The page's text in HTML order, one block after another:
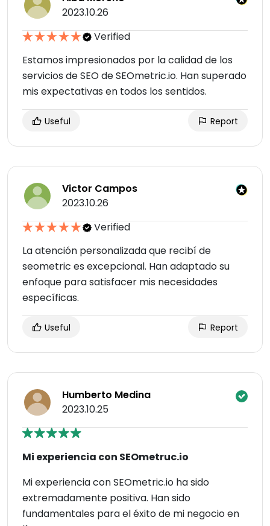
2023.10.26
Verified
Estamos impresionados por la calidad de los
servicios de SEO de SEOmetric.io. Han superado
mis expectativas en todos los sentidos.
Useful Report
Victor Campos
2023.10.26
Verified
La atención personalizada que recibí de
seometric es excepcional. Han adaptado su
enfoque para satisfacer mis necesidades
específicas.
Useful Report
Humberto Medina
2023.10.25
Mi experiencia con SEOmetruc.io
Mi experiencia con SEOmetric.io ha sido
extremadamente positiva. Han sido
fundamentales para el éxito de mi negocio en